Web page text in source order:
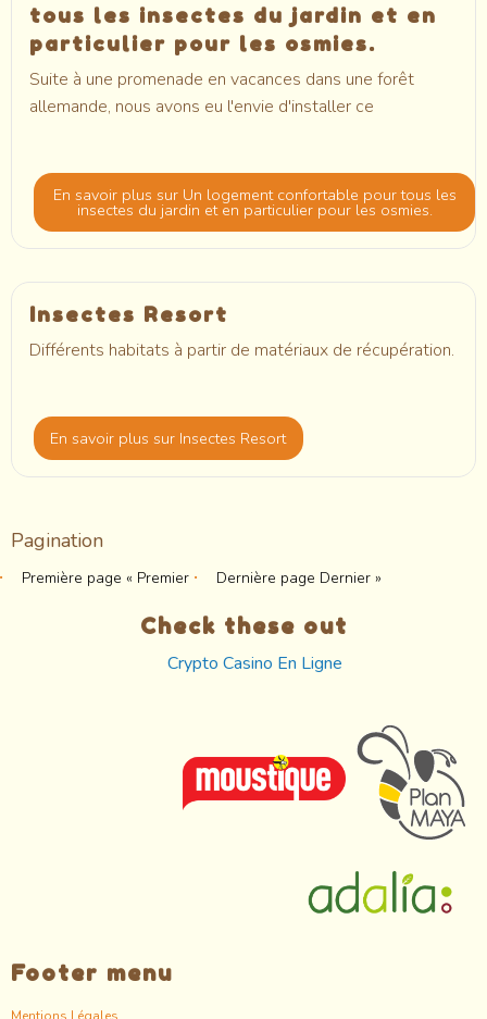
tous les insectes du jardin et en
particulier pour les osmies.
Suite à une promenade en vacances dans une forêt
allemande, nous avons eu l'envie d'installer ce
En savoir plus sur Un logement confortable pour tous les
insectes du jardin et en particulier pour les osmies.
Insectes Resort
Différents habitats à partir de matériaux de récupération.
En savoir plussur Insectes Resort
Pagination
Première page « Premier Dernière page Dernier »
Check these out
Crypto Casino En Ligne
Footer menu